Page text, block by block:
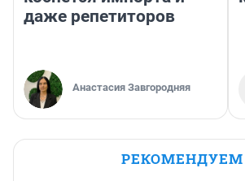
даже репетиторов
Анастасия Завгородняя
РЕКОМЕНДУЕМ